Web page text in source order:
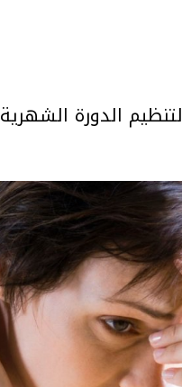
الدورة الشهرية